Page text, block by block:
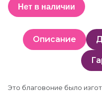
Нет в наличии
Описание
Это благовоние было